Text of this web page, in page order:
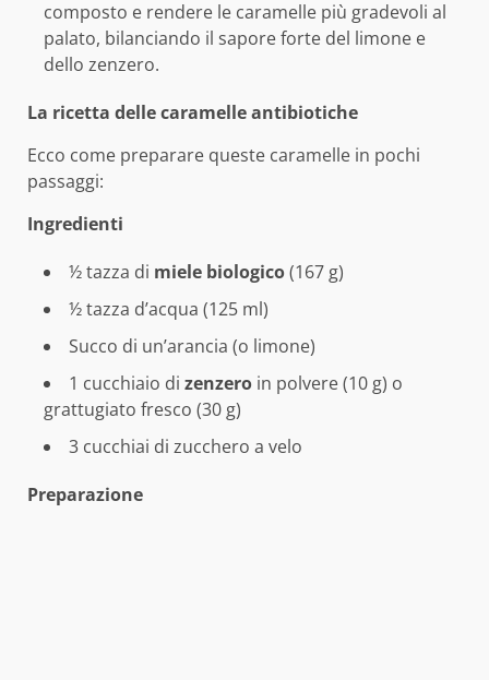
composto e rendere le caramelle più gradevoli al
palato, bilanciando il sapore forte del limone e
dello zenzero.
La ricetta delle caramelle antibiotiche
Ecco come preparare queste caramelle in pochi
passaggi:
Ingredienti
½ tazza di miele biologico(167 g)
½ tazza d’acqua (125 ml)
Succo di un’arancia (o limone)
1 cucchiaio di zenzero in polvere (10 g) o
grattugiato fresco (30 g)
3 cucchiai di zucchero a velo
Preparazione